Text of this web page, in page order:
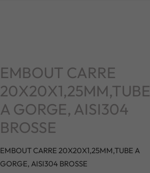
EMBOUT CARRE
20X20X1,25MM,TUBE
A GORGE, AISI304
BROSSE
EMBOUT CARRE 20X20X1,25MM,TUBE A
GORGE, AISI304 BROSSE